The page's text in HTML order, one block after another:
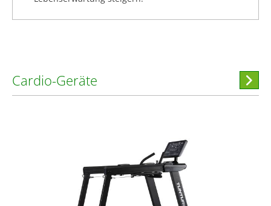
Cardio-Geräte